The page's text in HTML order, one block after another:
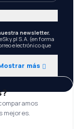
newsletter.
S.A. (en forma
electrónico que
más
mejores.